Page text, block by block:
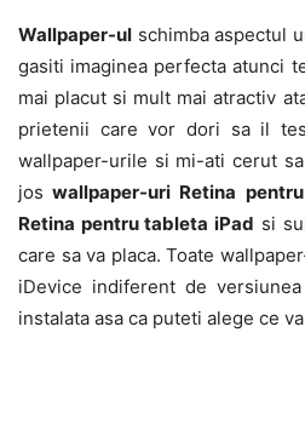
Wallpaper-ul schimba aspectul
gasiti imaginea perfecta atunci
mai placut si mult mai atractiv
prietenii care vor dori sa il
wallpaper-urile si mi-ati cerut
jos wallpaper-uri Retina
Retina pentru tableta iPad si
care sa va placa. Toate
iDevice indiferent de
instalata asa ca puteti alege ce